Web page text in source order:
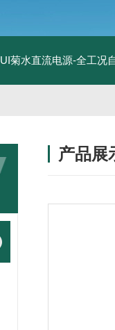
菊水直流电源-全工况
产品展